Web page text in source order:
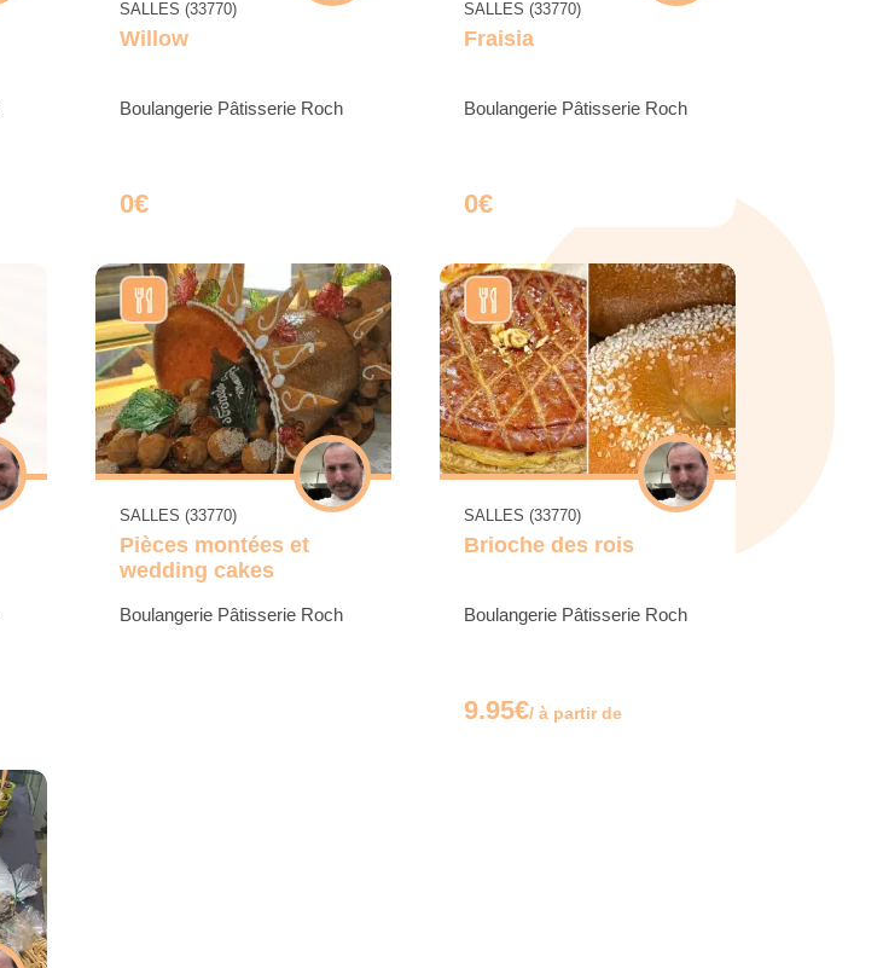
SALLES (33770)
Willow
Boulangerie Pâtisserie Roch
0€
SALLES (33770)
Fraisia
Boulangerie Pâtisserie Roch
0€
SALLES (33770)
Pièces montées et
wedding cakes
Boulangerie Pâtisserie Roch
SALLES (33770)
Brioche des rois
Boulangerie Pâtisserie Roch
9.95€/ à partir de